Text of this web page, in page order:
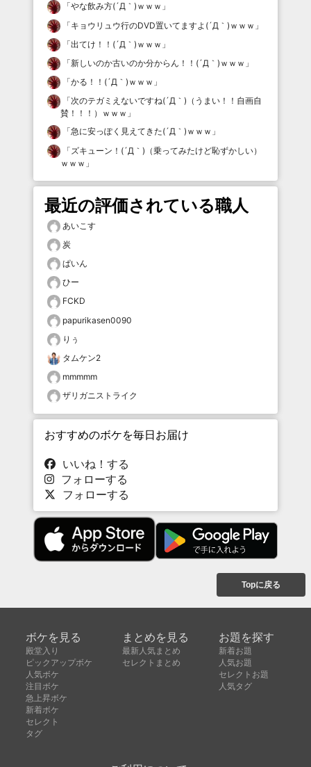
「やな飲み方(´Д｀)ｗｗｗ 」
「キョウリュウ行のDVD置いてますよ(´Д｀)ｗｗｗ 」
「出てけ！！(´Д｀)ｗｗｗ 」
「新しいのか古いのか分からん！！(´Д｀)ｗｗｗ 」
「かる！！(´Д｀)ｗｗｗ 」
「次のテガミえないですね(´Д｀)（うまい！！自画自
賛！！！）ｗｗｗ 」
「急に安っぽく見えてきた(´Д｀)ｗｗｗ 」
「 ズキューン！(´Д｀)（乗ってみたけど恥ずかしい）
ｗｗｗ 」
最近の評価されている職人
あいこす
炭
ぱいん
ひー
FCKD
papurikasen0090
りぅ
タムケン2
mmmmm
ザリガニストライク
おすすめのボケを毎日お届け
いいね！する
フォローする
フォローする
Topに戻る
ボケを見る
殿堂入り
ピックアップボケ
人気ボケ
注目ボケ
急上昇ボケ
新着ボケ
セレクト
タグ
まとめを見る
最新人気まとめ
セレクトまとめ
お題を探す
新着お題
人気お題
セレクトお題
人気タグ